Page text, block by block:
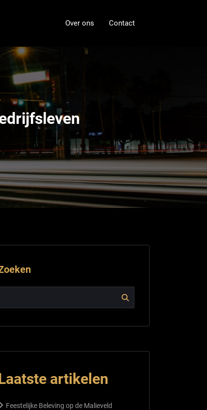
Over ons Contact
artikelen
Feestelijke Beleving op de Malieveld